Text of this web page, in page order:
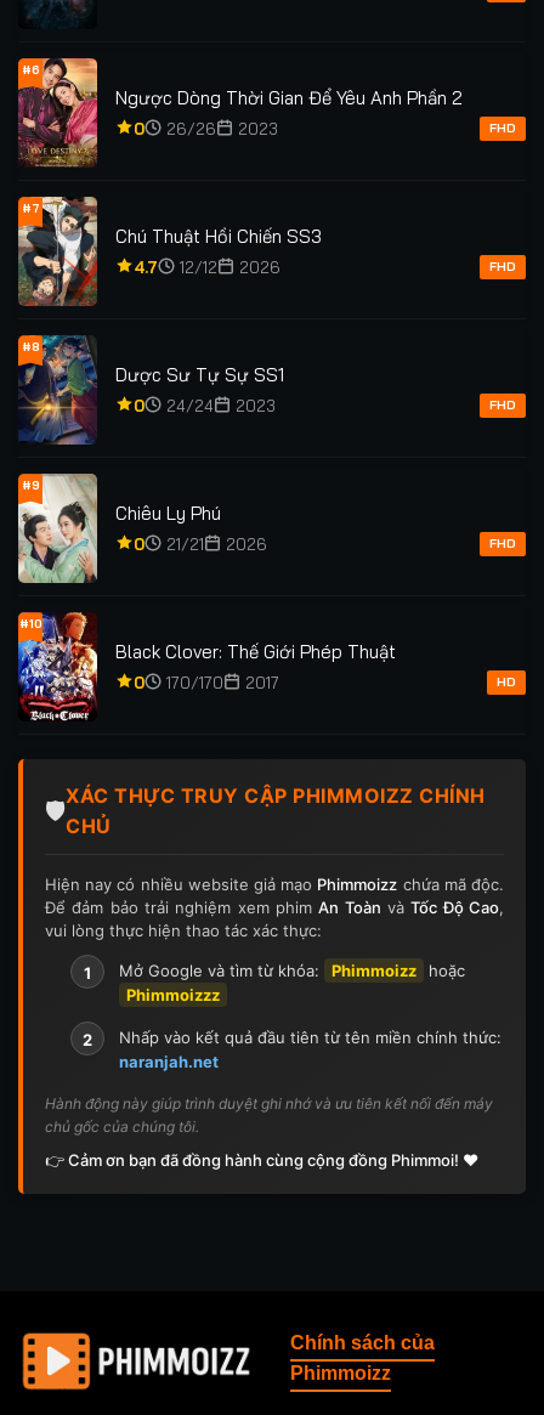
#6
Ngược Dòng Thời Gian Để Yêu Anh Phần 2
0 26/26 2023 FHD
#7
Chú Thuật Hồi Chiến SS3
4.7 12/12 2026 FHD
#8
Dược Sư Tự Sự SS1
0 24/24 2023 FHD
#9
Chiêu Ly Phú
0 21/21 2026 FHD
#10
Black Clover: Thế Giới Phép Thuật
0 170/170 2017 HD
🛡️
XÁC THỰC TRUY CẬP PHIMMOIZZ CHÍNH
CHỦ
Hiện nay có nhiều website giả mạo Phimmoizz chứa mã độc.
Để đảm bảo trải nghiệm xem phimAn Toàn vàTốc Độ Cao,
vui lòng thực hiện thao tác xác thực:
1 Mở Google và tìm từ khóa: Phimmoizz
hoặc
Phimmoizzz
2
Nhấp vào kết quả đầu tiên từ tên miền chính thức:
naranjah.net
Hành động này giúp trình duyệt ghi nhớ và ưu tiên kết nối đến máy
chủ gốc của chúng tôi.
👉 Cảm ơn bạn đã đồng hành cùng cộng đồng Phimmoi! ❤️
Chính sách của
Phimmoizz